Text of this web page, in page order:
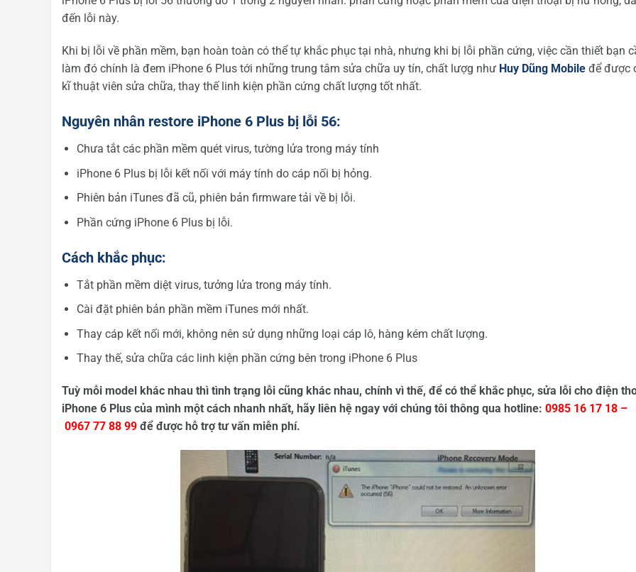
đến lỗi này.
Khi bị lỗi về phần mềm, bạn hoàn toàn có thể tự khắc phục tại nhà, nhưng khi bị lỗi phần cứng, việc cần thiết bạn
làm đó chính là đem iPhone 6 Plus tới những trung tâm sửa chữa uy tín, chất lượg như Huy Dũng Mobile để được
kĩ thuật viên sửa chữa, thay thế linh kiện phần cứng chất lượng tốt nhất.
Nguyên nhân restore iPhone 6 Plus bị lỗi 56:
Chưa tắt các phần mềm quét virus, tường lửa trong máy tính
iPhone 6 Plus bị lỗi kết nối với máy tính do cáp nối bị hỏng.
Phiên bản iTunes đã cũ, phiên bản firmware tải về bị lỗi.
Phần cứng iPhone 6 Plus bị lỗi.
Cách khắc phục:
Tắt phần mềm diệt virus, tưởng lửa trong máy tính.
Cài đặt phiên bản phần mềm iTunes mới nhất.
Thay cáp kết nối mới, không nên sử dụng những loại cáp lô, hàng kém chất lượng.
Thay thế, sửa chữa các linh kiện phần cứng bên trong iPhone 6 Plus
Tuỳ mỗi model khác nhau thì tình trạng lỗi cũng khác nhau, chính vì thế, để có thể khắc phục, sửa lỗi cho điện
iPhone 6 Plus của mình một cách nhanh nhất, hãy liên hệ ngay với chúng tôi thông qua hotline: 0985 16 17 18 –
0967 77 88 99 để được hỗ trợ tư vấn miễn phí.